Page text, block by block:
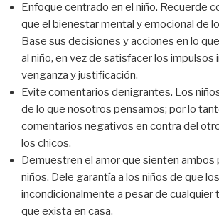
Enfoque centrado en el niño. Recuerde
que el bienestar mental y emocional de
Base sus decisiones y acciones en lo
al niño, en vez de satisfacer los impulsos
venganza y justificación.
Evite comentarios denigrantes. Los
de lo que nosotros pensamos; por lo
comentarios negativos en contra del
los chicos.
Demuestren el amor que sienten ambos
niños. Dele garantía a los niños de que
incondicionalmente a pesar de cualquier
que exista en casa.